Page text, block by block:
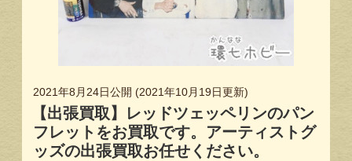
2021年8月24日公開 (2021年10月19日更新)
【出張買取】レッドツェッペリンのパン
フレットをお買取です。アーティストグ
ッズの出張買取お任せください。